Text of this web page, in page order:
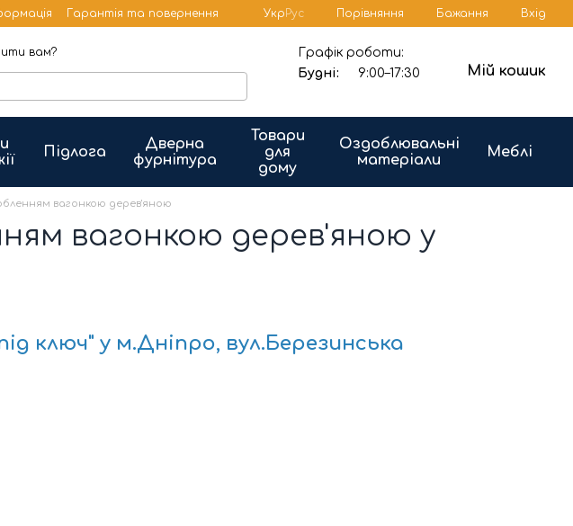
Гарантія та повернення
Укр Рус Порівняння Бажання Вхід
вам?
Графік роботи:
Будні:
9:00–17:30 Мій кошик
Підлога
Дверна
фурнітура
Товари
для
дому
Оздоблювальні
матеріали
Меблі
вагонкою дерев'яною
вагонкою дерев'яною у
ключ" у м.Дніпро, вул.Березинська